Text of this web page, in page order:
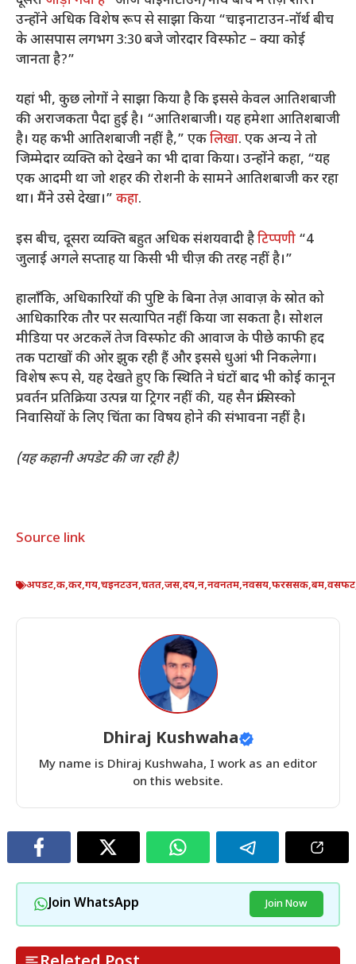
उन्होंने अधिक विशेष रूप से साझा किया “चाइनाटाउन-नॉर्थ बीच
के आसपास लगभग 3:30 बजे जोरदार विस्फोट – क्या कोई
जानता है?”
यहां भी, कुछ लोगों ने साझा किया है कि इससे केवल आतिशबाजी
की अराजकता पैदा हुई है। “आतिशबाजी। यह हमेशा आतिशबाजी
है। यह कभी आतिशबाजी नहीं है,” एकलिखा. एक अन्य ने तो
जिम्मेदार व्यक्ति को देखने का भी दावा किया। उन्होंने कहा, “यह
एक आदमी था जो शहर की रोशनी के सामने आतिशबाजी कर रहा
था। मैंने उसे देखा।” कहा.
इस बीच, दूसरा व्यक्ति बहुत अधिक संशयवादी हैटिप्पणी “4
जुलाई अगले सप्ताह या किसी भी चीज़ की तरह नहीं है।”
हालाँकि, अधिकारियों की पुष्टि के बिना तेज़ आवाज़ के स्रोत को
आधिकारिक तौर पर सत्यापित नहीं किया जा सकता है। सोशल
मीडिया पर अटकलें तेज विस्फोट की आवाज के पीछे काफी हद
तक पटाखों की ओर झुक रही हैं और इससे धुआं भी निकलेगा।
विशेष रूप से, यह देखते हुए कि स्थिति ने घंटों बाद भी कोई कानून
प्रवर्तन प्रतिक्रिया उत्पन्न या ट्रिगर नहीं की, यह सैन फ्रांसिस्को
निवासियों के लिए चिंता का विषय होने की संभावना नहीं है।
(यह कहानी अपडेट की जा रही है)
Source link
अपडट,क,कर,गय,चइनटउन,चतत,जस,दय,न,नवनतम,नवसय,फरससक,बम,वसफट
Dhiraj Kushwaha
My name is Dhiraj Kushwaha, I work as an editor
on this website.
Join WhatsApp Join Now